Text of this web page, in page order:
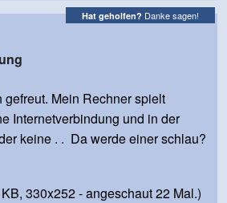
Hat geholfen? Danke sagen!
gefreut. Mein Rechner spielt
Internetverbindung und in der
keine . . Da werde einer schlau?
330x252 - angeschaut 22 Mal.)